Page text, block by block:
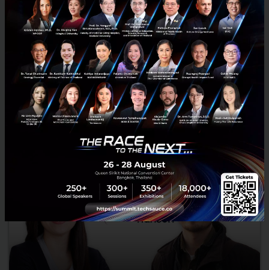
SCB10X announces investment in Nansen, a
blockchain analytics platform, serving as an
intelligence hub for on-chain data
SCB 10X, a holding company under the Siam Commercial Bank (SCB)
Group, recently announced its investment in Nansen....
December 25, 2021| By
Techsauce Team
News scb10x nansen blockchain